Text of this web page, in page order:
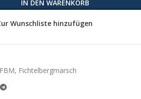
IN DEN WARENKORB
Wunschliste hinzufügen
, Fichtelbergmarsch